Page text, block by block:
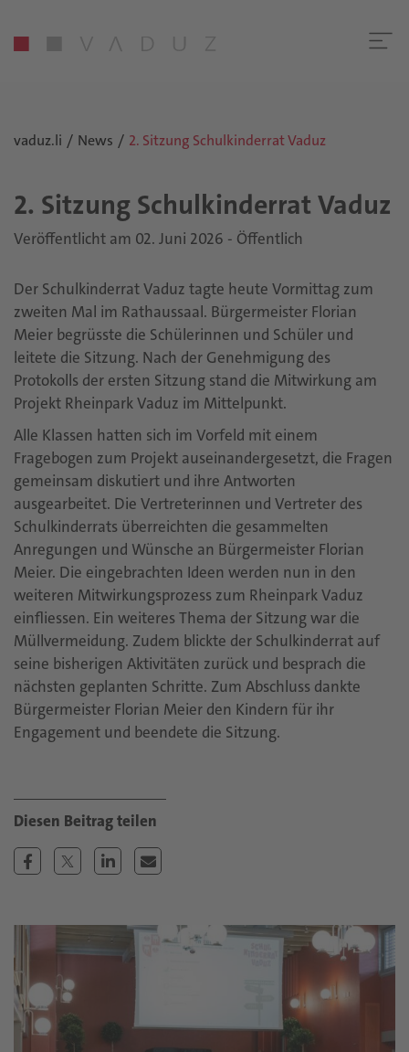
vaduz.li News 2. Sitzung Schulkinderrat Vaduz
2. Sit­zung Schul­kin­der­rat Vaduz
Veröffentlicht am 02. Juni 2026 - Öffentlich
Der Schulkinderrat Vaduz tagte heute Vormittag zum
zweiten Mal im Rathaussaal. Bürgermeister Florian
Meier begrüsste die Schülerinnen und Schüler und
leitete die Sitzung. Nach der Genehmigung des
Protokolls der ersten Sitzung stand die Mitwirkung am
Projekt Rheinpark Vaduz im Mittelpunkt.
Alle Klassen hatten sich im Vorfeld mit einem
Fragebogen zum Projekt auseinandergesetzt, die Fragen
gemeinsam diskutiert und ihre Antworten
ausgearbeitet. Die Vertreterinnen und Vertreter des
Schulkinderrats überreichten die gesammelten
Anregungen und Wünsche an Bürgermeister Florian
Meier. Die eingebrachten Ideen werden nun in den
weiteren Mitwirkungsprozess zum Rheinpark Vaduz
einfliessen. Ein weiteres Thema der Sitzung war die
Müllvermeidung. Zudem blickte der Schulkinderrat auf
seine bisherigen Aktivitäten zurück und besprach die
nächsten geplanten Schritte. Zum Abschluss dankte
Bürgermeister Florian Meier den Kindern für ihr
Engagement und beendete die Sitzung.